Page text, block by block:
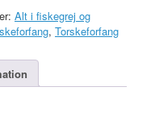
Alt i fiskegrej og
, Torskeforfang